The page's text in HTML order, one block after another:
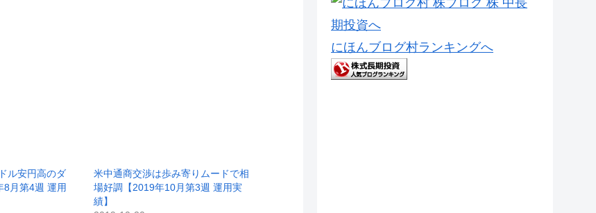
ル安円高のダ
月第4週 運用
米中通商交渉は歩み寄りムードで相
場好調【2019年10月第3週 運用実
績】
にほんブログ村ランキングへ